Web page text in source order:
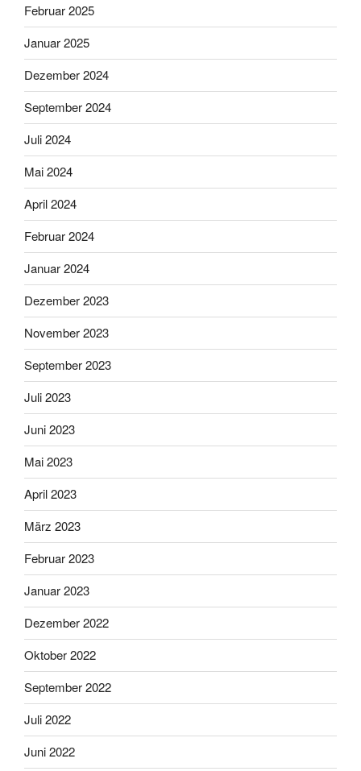
Februar 2025
Januar 2025
Dezember 2024
September 2024
Juli 2024
Mai 2024
April 2024
Februar 2024
Januar 2024
Dezember 2023
November 2023
September 2023
Juli 2023
Juni 2023
Mai 2023
April 2023
März 2023
Februar 2023
Januar 2023
Dezember 2022
Oktober 2022
September 2022
Juli 2022
Juni 2022